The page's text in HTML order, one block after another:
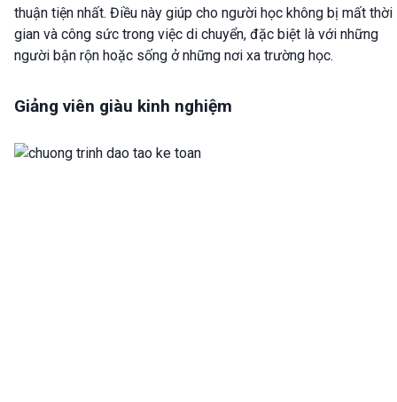
thuận tiện nhất. Điều này giúp cho người học không bị mất thời
gian và công sức trong việc di chuyển, đặc biệt là với những
người bận rộn hoặc sống ở những nơi xa trường học.
Giảng viên giàu kinh nghiệm